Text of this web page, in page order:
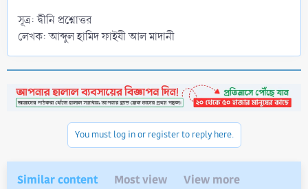
সূত্র: দ্বীনি প্রশ্নোত্তর
লেখক: আব্দুল হামিদ ফাইযী আল মাদানী
You must log in or register to reply here.
Similar content Most view View more